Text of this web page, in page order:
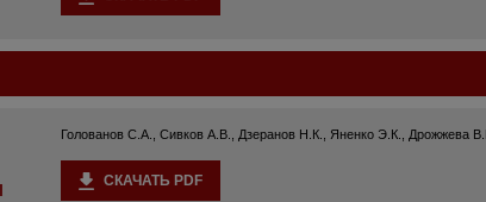
Голованов С.А., Сивков А.В., Дзеранов Н.К., Яненко Э.К., Дрожжева
СКАЧАТЬ PDF